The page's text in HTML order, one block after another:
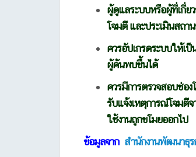
ผู้ดูแลระบบหรือผู้ที่เกี่ย
โจมตี และประเมินสถา
ควรอัปเกรดระบบให้เป็
ผู้ค้นพบขึ้นได้
ควรมีการตรวจสอบช่อ
รับแจ้งเหตุการณ์โจมตี
ใช้งานถูกขโมยออกไป
ข้อมูลจาก สำนักงานพัฒนาธุร